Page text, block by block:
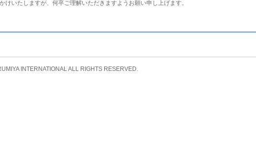
けいたしますが、何卒ご理解いただきますようお願い申し上げます。